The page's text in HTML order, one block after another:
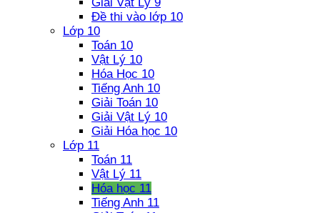
Giải Vật Lý 9
Đề thi vào lớp 10
Lớp 10
Toán 10
Vật Lý 10
Hóa Học 10
Tiếng Anh 10
Giải Toán 10
Giải Vật Lý 10
Giải Hóa học 10
Lớp 11
Toán 11
Vật Lý 11
Hóa học 11
Tiếng Anh 11